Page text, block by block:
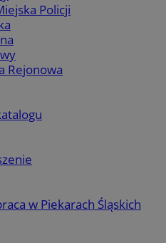
Policji
Rejonowa
w Piekarach Śląskich